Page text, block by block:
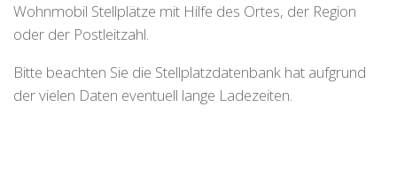
Wohnmobil Stellplätze mit Hilfe des Ortes, der Region
oder der Postleitzahl.
Bitte beachten Sie die Stellplatzdatenbank hat aufgrund
der vielen Daten eventuell lange Ladezeiten.